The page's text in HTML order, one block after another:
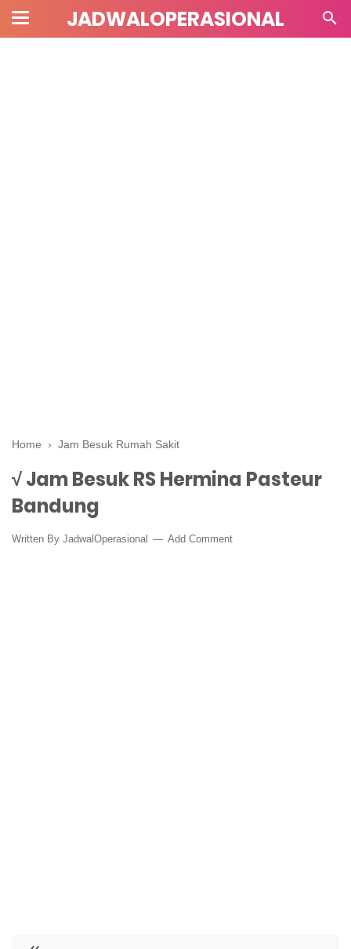
JADWALOPERASIONAL
Home › Jam Besuk Rumah Sakit
√ Jam Besuk RS Hermina Pasteur
Bandung
Written By JadwalOperasional Add Comment